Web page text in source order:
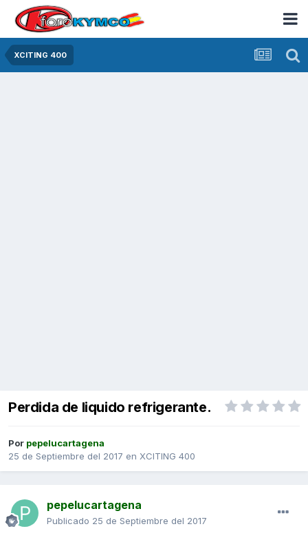
XCITING 400
Perdida de liquido refrigerante.
Por pepelucartagena
25 de Septiembre del 2017 en XCITING 400
pepelucartagena
Publicado 25 de Septiembre del 2017